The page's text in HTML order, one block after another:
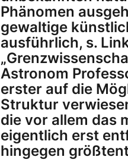
Phänomen
gewaltige
ausführlich, s.
Astronom
erster auf die
Struktur
die vor allem das
eigentlich erst
hingegen